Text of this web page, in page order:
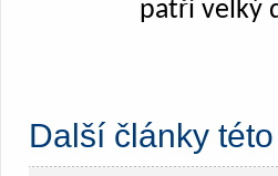
patří velký
Další články